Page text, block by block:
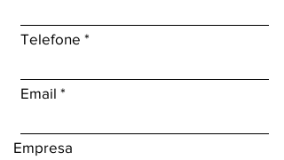
Telefone
Email
Empresa